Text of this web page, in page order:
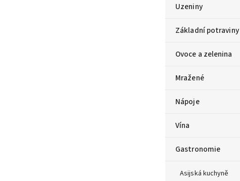
Uzeniny
Základní potraviny
Ovoce a zelenina
Mražené
Nápoje
Vína
Gastronomie
Asijská kuchyně